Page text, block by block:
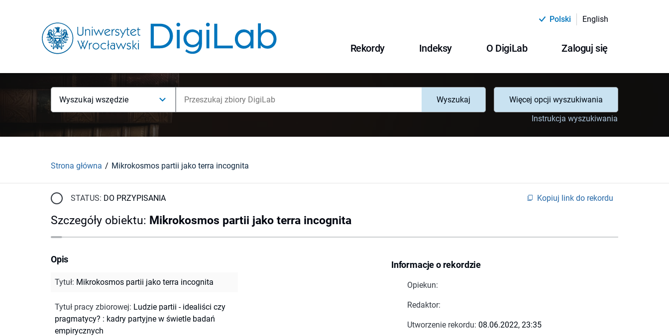
Polski English
Rekordy Indeksy O DigiLab Zaloguj się
Wyszukaj wszędzie Wyszukaj
Więcej opcji wyszukiwania
Instrukcja wyszukiwania
Strona główna Mikrokosmos partii jako terra incognita
STATUS: DO PRZYPISANIA Kopiuj link do rekordu
Szczegóły obiektu: Mikrokosmos partii jako terra incognita
Informacje o rekordzie
Opiekun:
Redaktor:
Utworzenie rekordu: 08.06.2022, 23:35
Opis
Tytuł: Mikrokosmos partii jako terra incognita
Tytuł pracy zbiorowej: Ludzie partii - idealiści czy
pragmatycy? : kadry partyjne w świetle badań
empirycznych